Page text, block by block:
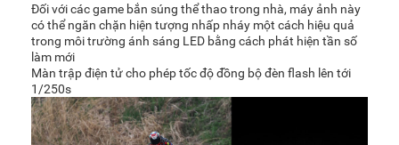
Đối với các game bắn súng thể thao trong nhà, máy ảnh này
có thể ngăn chặn hiện tượng nhấp nháy một cách hiệu quả
trong môi trường ánh sáng LED bằng cách phát hiện tần số
làm mới
Màn trập điện tử cho phép tốc độ đồng bộ đèn flash lên tới
1/250s